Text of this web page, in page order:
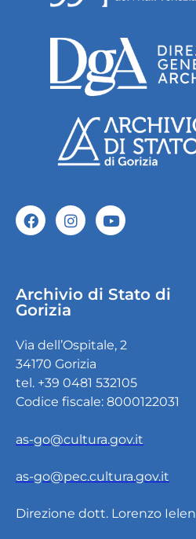
Archivio di Stato di
Gorizia
Via dell’Ospitale, 2
34170 Gorizia
tel. +39 0481 532105
Codice fiscale: 8000122031
as-go@cultura.gov.it
as-go@pec.cultura.gov.it
Direzione dott. Lorenzo Ielen